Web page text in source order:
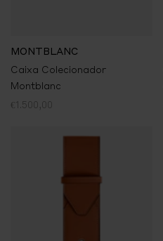
MONTBLANC
Caixa Colecionador
Montblanc
€1.500,00